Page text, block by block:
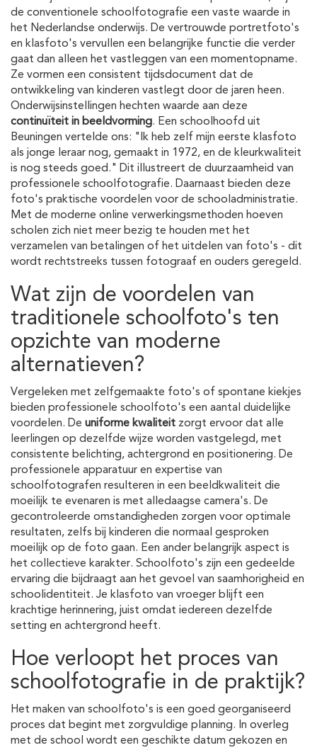
de conventionele schoolfotografie een vaste waarde in
het Nederlandse onderwijs. De vertrouwde portretfoto's
en klasfoto's vervullen een belangrijke functie die verder
gaat dan alleen het vastleggen van een momentopname.
Ze vormen een consistent tijdsdocument dat de
ontwikkeling van kinderen vastlegt door de jaren heen.
Onderwijsinstellingen hechten waarde aan deze
continuïteit in beeldvorming. Een schoolhoofd uit
Beuningen vertelde ons: "Ik heb zelf mijn eerste klasfoto
als jonge leraar nog, gemaakt in 1972, en de kleurkwaliteit
is nog steeds goed." Dit illustreert de duurzaamheid van
professionele schoolfotografie. Daarnaast bieden deze
foto's praktische voordelen voor de schooladministratie.
Met de moderne online verwerkingsmethoden hoeven
scholen zich niet meer bezig te houden met het
verzamelen van betalingen of het uitdelen van foto's - dit
wordt rechtstreeks tussen fotograaf en ouders geregeld.
Wat zijn de voordelen van
traditionele schoolfoto's ten
opzichte van moderne
alternatieven?
Vergeleken met zelfgemaakte foto's of spontane kiekjes
bieden professionele schoolfoto's een aantal duidelijke
voordelen. De uniforme kwaliteit zorgt ervoor dat alle
leerlingen op dezelfde wijze worden vastgelegd, met
consistente belichting, achtergrond en positionering. De
professionele apparatuur en expertise van
schoolfotografen resulteren in een beeldkwaliteit die
moeilijk te evenaren is met alledaagse camera's. De
gecontroleerde omstandigheden zorgen voor optimale
resultaten, zelfs bij kinderen die normaal gesproken
moeilijk op de foto gaan. Een ander belangrijk aspect is
het collectieve karakter. Schoolfoto's zijn een gedeelde
ervaring die bijdraagt aan het gevoel van saamhorigheid en
schoolidentiteit. Je klasfoto van vroeger blijft een
krachtige herinnering, juist omdat iedereen dezelfde
setting en achtergrond heeft.
Hoe verloopt het proces van
schoolfotografie in de praktijk?
Het maken van schoolfoto's is een goed georganiseerd
proces dat begint met zorgvuldige planning. In overleg
met de school wordt een geschikte datum gekozen en